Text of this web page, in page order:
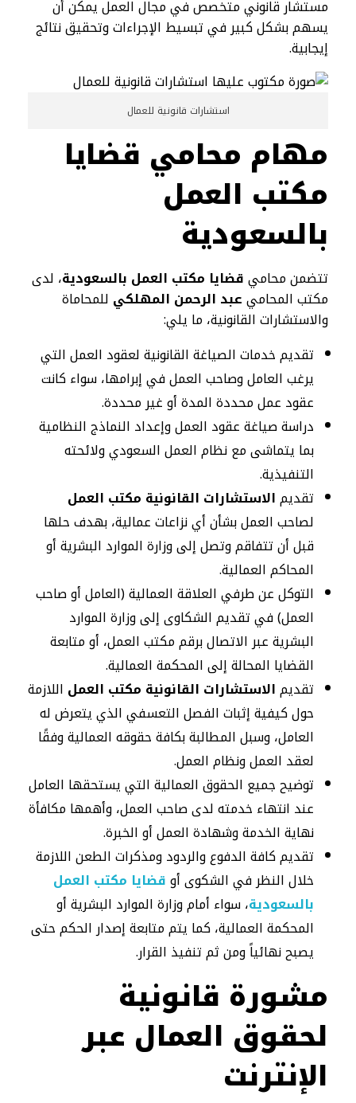
مستشار قانوني متخصص في مجال العمل يمكن أن
يسهم بشكل كبير في تبسيط الإجراءات وتحقيق نتائج
إيجابية.
استشارات قانونية للعمال
مهام محامي قضايا
مكتب العمل
بالسعودية
تتضمن محاميقضايا مكتب العمل بالسعودية، لدى
مكتب المحاميعبد الرحمن المهلكي للمحاماة
والاستشارات القانونية، ما يلي:
تقديم خدمات الصياغة القانونية لعقود العمل التي
يرغب العامل وصاحب العمل في إبرامها، سواء كانت
عقود عمل محددة المدة أو غير محددة.
دراسة صياغة عقود العمل وإعداد النماذج النظامية
بما يتماشى مع نظام العمل السعودي ولائحته
التنفيذية.
تقديمالاستشارات القانونية مكتب العمل
لصاحب العمل بشأن أي نزاعات عمالية، بهدف حلها
قبل أن تتفاقم وتصل إلى وزارة الموارد البشرية أو
المحاكم العمالية.
التوكل عن طرفي العلاقة العمالية (العامل أو صاحب
العمل) في تقديم الشكاوى إلى وزارة الموارد
البشرية عبر الاتصال برقم مكتب العمل، أو متابعة
القضايا المحالة إلى المحكمة العمالية.
تقديمالاستشارات القانونية مكتب العمل اللازمة
حول كيفية إثبات الفصل التعسفي الذي يتعرض له
العامل، وسبل المطالبة بكافة حقوقه العمالية وفقًا
لعقد العمل ونظام العمل.
توضيح جميع الحقوق العمالية التي يستحقها العامل
عند انتهاء خدمته لدى صاحب العمل، وأهمها مكافأة
نهاية الخدمة وشهادة العمل أو الخبرة.
تقديم كافة الدفوع والردود ومذكرات الطعن اللازمة
خلال النظر في الشكوى أوقضايا مكتب العمل
بالسعودية، سواء أمام وزارة الموارد البشرية أو
المحكمة العمالية، كما يتم متابعة إصدار الحكم حتى
يصبح نهائياً ومن ثم تنفيذ القرار.
مشورة قانونية
لحقوق العمال عبر
الإنترنت